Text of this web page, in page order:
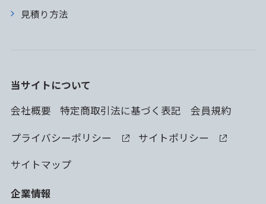
見積り方法
当サイトについて
会社概要
特定商取引法に基づく表記
会員規約
プライバシーポリシー
サイトポリシー
サイトマップ
企業情報